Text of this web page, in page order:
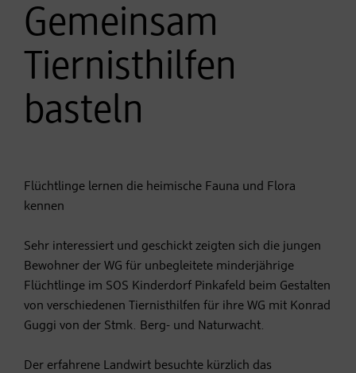
Gemeinsam
Tiernisthilfen
basteln
Flüchtlinge lernen die heimische Fauna und Flora
kennen
Sehr interessiert und geschickt zeigten sich die jungen
Bewohner der WG für unbegleitete minderjährige
Flüchtlinge im SOS Kinderdorf Pinkafeld beim Gestalten
von verschiedenen Tiernisthilfen für ihre WG mit Konrad
Guggi von der Stmk. Berg- und Naturwacht.
Der erfahrene Landwirt besuchte kürzlich das